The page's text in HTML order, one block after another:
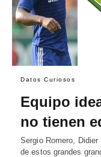
Datos Curiosos
Equipo
no tienen
Sergio Romero,
de estos grandes